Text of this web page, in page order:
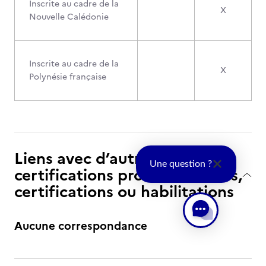
Inscrite au cadre de la
Nouvelle Calédonie
X
Inscrite au cadre de la
Polynésie française
X
Liens avec d’autres
certifications professionnelles,
certifications ou habilitations
Aucune correspondance
Une question ?